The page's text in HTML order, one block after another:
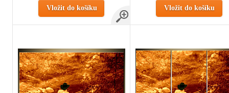
Vložit do košíku Vložit do košíku